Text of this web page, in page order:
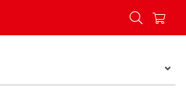
Vital Protein Pločica s brusnicom i